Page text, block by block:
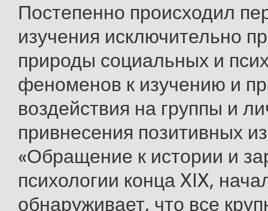
Постепенно происходил
изучения исключительно
природы социальных и
феноменов к изучению и
воздействия на группы и
привнесения позитивных
«Обращение к истории и
психологии конца XIX,
обнаруживает, что все